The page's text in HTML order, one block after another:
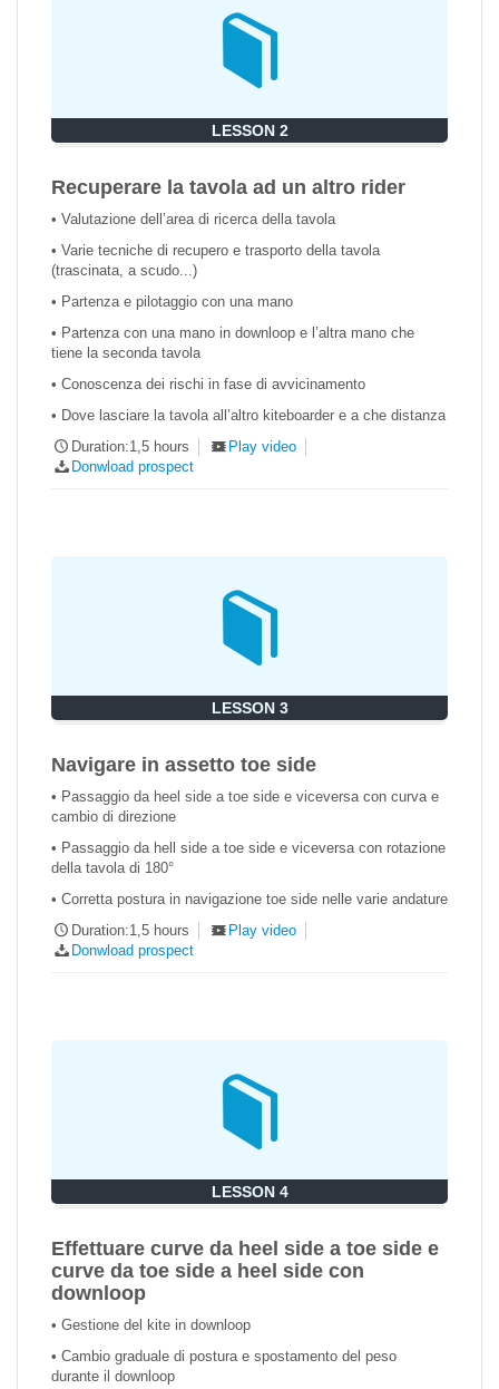
LESSON 2
Recuperare la tavola ad un altro rider
• Valutazione dell’area di ricerca della tavola
• Varie tecniche di recupero e trasporto della tavola
(trascinata, a scudo...)
• Partenza e pilotaggio con una mano
• Partenza con una mano in downloop e l’altra mano che
tiene la seconda tavola
• Conoscenza dei rischi in fase di avvicinamento
• Dove lasciare la tavola all’altro kiteboarder e a che distanza
Duration:1,5 hours
Play video
Donwload prospect
LESSON 3
Navigare in assetto toe side
• Passaggio da heel side a toe side e viceversa con curva e
cambio di direzione
• Passaggio da hell side a toe side e viceversa con rotazione
della tavola di 180°
• Corretta postura in navigazione toe side nelle varie andature
Duration:1,5 hours
Play video
Donwload prospect
LESSON 4
Effettuare curve da heel side a toe side e
curve da toe side a heel side con
downloop
• Gestione del kite in downloop
• Cambio graduale di postura e spostamento del peso
durante il downloop